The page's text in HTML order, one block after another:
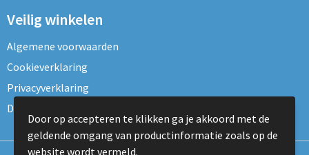
Veilig winkelen
Algemene voorwaarden
Cookieverklaring
Privacyverklaring
Disclaimer
Door op accepteren te klikken ga je akkoord met de
geldende omgang van productinformatie zoals op de
website wordt vermeld.